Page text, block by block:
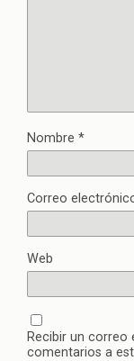
Nombre *
Correo
Web
Recibir un
comentarios a